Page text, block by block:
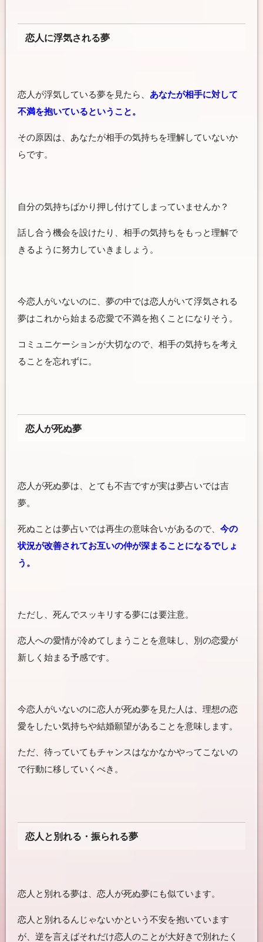
恋人に浮気される夢
恋人が浮気している夢を見たら、 あなたが相手に対して
不満を抱いているということ。
その原因は、あなたが相手の気持ちを理解していないか
らです。
自分の気持ちばかり押し付けてしまっていませんか？
話し合う機会を設けたり、相手の気持ちをもっと理解で
きるように努力していきましょう。
今恋人がいないのに、夢の中では恋人がいて浮気される
夢はこれから始まる恋愛で不満を抱くことになりそう。
コミュニケーションが大切なので、相手の気持ちを考え
ることを忘れずに。
恋人が死ぬ夢
恋人が死ぬ夢は、とても不吉ですが実は夢占いでは吉
夢。
死ぬことは夢占いでは再生の意味合いがあるので、 今の
状況が改善されてお互いの仲が深まることになるでしょ
う。
ただし、死んでスッキリする夢には要注意。
恋人への愛情が冷めてしまうことを意味し、別の恋愛が
新しく始まる予感です。
今恋人がいないのに恋人が死ぬ夢を見た人は、理想の恋
愛をしたい気持ちや結婚願望があることを意味します。
ただ、待っていてもチャンスはなかなかやってこないの
で行動に移していくべき。
恋人と別れる・振られる夢
恋人と別れる夢は、恋人が死ぬ夢にも似ています。
恋人と別れるんじゃないかという不安を抱いています
が、逆を言えばそれだけ恋人のことが大好きで別れたく